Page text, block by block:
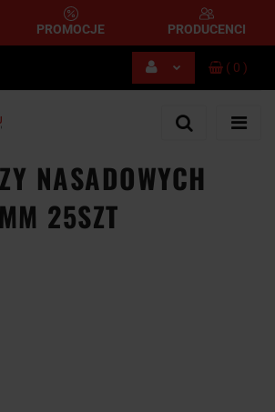
PROMOCJE PRODUCENCI
( 0 )
NASADOWYCH
25SZT